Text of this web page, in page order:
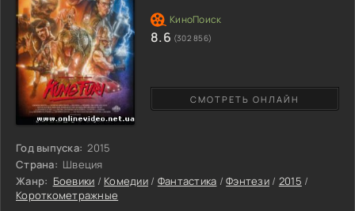
Год выпуска: 2015
Страна: Швеция
Жанр: Боевики / Комедии / Фантастика /Фэнтези / 2015 /
Короткометражные
СМОТРЕТЬ ОНЛАЙН
8.6 (302 856)